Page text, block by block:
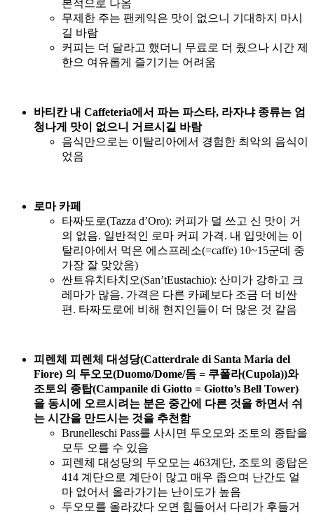
본적으로 나옴
무제한 주는 팬케익은 맛이 없으니 기대하지 마시
길 바람
커피는 더 달라고 했더니 무료로 더 줬으나 시간 제
한으 여유롭게 즐기기는 어려움
바티칸 내 Caffeteria에서 파는 파스타, 라자냐 종류는 엄
청나게 맛이 없으니 거르시길 바람
음식만으로는 이탈리아에서 경험한 최악의 음식이
었음
로마 카페
타짜도로(Tazza d’Oro): 커피가 덜 쓰고 신 맛이 거
의 없음. 일반적인 로마 커피 가격. 내 입맛에는 이
탈리아에서 먹은 에스프레소(=caffe) 10~15군데 중
가장 잘 맞았음)
싼트유치타치오(San’tEustachio): 산미가 강하고 크
레마가 많음. 가격은 다른 카페보다 조금 더 비싼
편. 타짜도로에 비해 현지인들이 더 많은 것 같음
피렌체 피렌체 대성당(Catterdrale di Santa Maria del
Fiore) 의 두오모(Duomo/Dome/돔 = 쿠폴라(Cupola))와
조토의 종탑(Campanile di Giotto = Giotto’s Bell Tower)
을 동시에 오르시려는 분은 중간에 다른 것을 하면서 쉬
는 시간을 만드시는 것을 추천함
Brunelleschi Pass를 사시면 두오모와 조토의 종탑을
모두 오를 수 있음
피렌체 대성당의 두오모는 463계단, 조토의 종탑은
414 계단으로 계단이 많고 매우 좁으며 난간도 얼
마 없어서 올라가기는 난이도가 높음
두오모를 올라갔다 오면 힘들어서 다리가 후들거